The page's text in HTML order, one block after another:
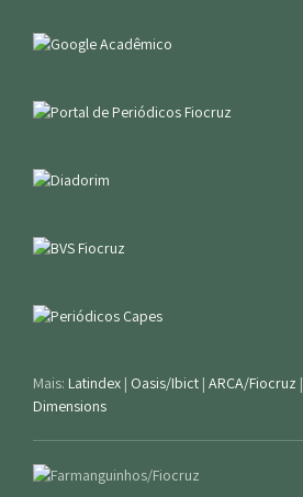
Mais: Latindex | Oasis/Ibict | ARCA/Fiocruz |
Dimensions